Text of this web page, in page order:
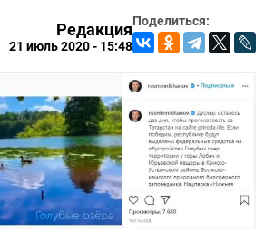
Поделиться:
Редакция
21 июль 2020 - 15:48